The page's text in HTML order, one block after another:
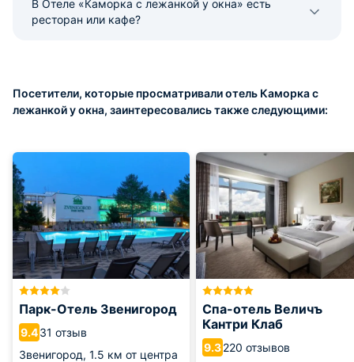
В Отеле «Каморка с лежанкой у окна» есть
ресторан или кафе?
Посетители, которые просматривали отель Каморка с
лежанкой у окна, заинтересовались также следующими:
Парк-Отель Звенигород
9.431 отзыв
Звенигород, 1.5 км от центра
Спа-отель Величъ
Кантри Клаб
9.3220 отзывов